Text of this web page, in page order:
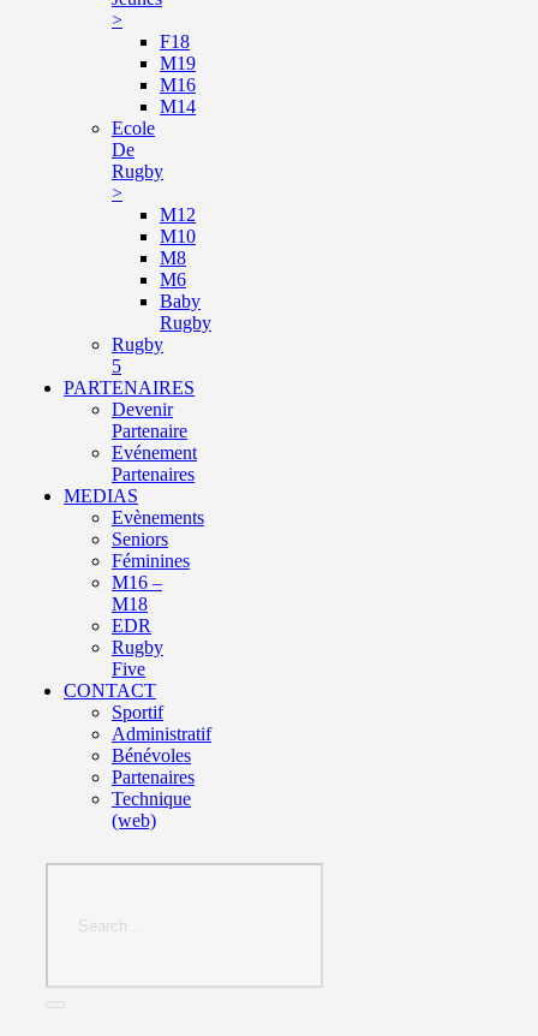
>
F18
M19
M16
M14
Ecole
De
Rugby
>
M12
M10
M8
M6
Baby
Rugby
Rugby
5
PARTENAIRES
Devenir
Partenaire
Evénement
Partenaires
MEDIAS
Evènements
Seniors
Féminines
M16 –
M18
EDR
Rugby
Five
CONTACT
Sportif
Administratif
Bénévoles
Partenaires
Technique
(web)